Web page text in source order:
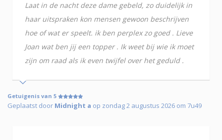
Laat in de nacht deze dame gebeld, zo duidelijk in
haar uitspraken kon mensen gewoon beschrijven
hoe of wat er speelt. ik ben perplex zo goed . Lieve
Joan wat ben jij een topper . Ik weet bij wie ik moet
zijn om raad als ik even twijfel over het geduld .
Getuigenis van 5
Geplaatst door Midnight a op zondag 2 augustus 2026 om 7u49